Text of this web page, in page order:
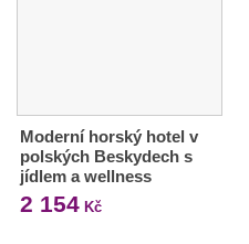
Moderní horský hotel v
polských Beskydech s
jídlem a wellness
2 154Kč